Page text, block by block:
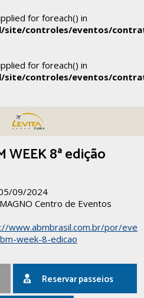
for foreach() in
site/controles/eventos/
for foreach() in
site/controles/eventos/
WEEK 8ª edição
09/2024
Centro de Eventos
www.abmbrasil.com.br/por/eve
week-8-edicao
Reservar passeios